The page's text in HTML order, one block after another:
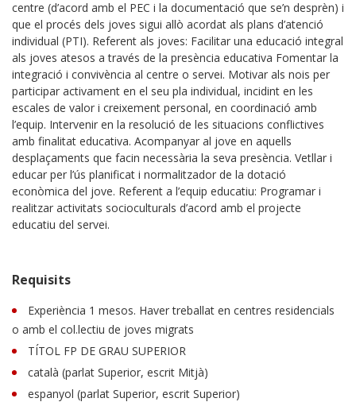
centre (d’acord amb el PEC i la documentació que se’n desprèn) i
que el procés dels joves sigui allò acordat als plans d’atenció
individual (PTI). Referent als joves: Facilitar una educació integral
als joves atesos a través de la presència educativa Fomentar la
integració i convivència al centre o servei. Motivar als nois per
participar activament en el seu pla individual, incidint en les
escales de valor i creixement personal, en coordinació amb
l’equip. Intervenir en la resolució de les situacions conflictives
amb finalitat educativa. Acompanyar al jove en aquells
desplaçaments que facin necessària la seva presència. Vetllar i
educar per l’ús planificat i normalitzador de la dotació
econòmica del jove. Referent a l’equip educatiu: Programar i
realitzar activitats socioculturals d’acord amb el projecte
educatiu del servei.
Requisits
Experiència 1 mesos. Haver treballat en centres residencials
o amb el col.lectiu de joves migrats
TÍTOL FP DE GRAU SUPERIOR
català (parlat Superior, escrit Mitjà)
espanyol (parlat Superior, escrit Superior)